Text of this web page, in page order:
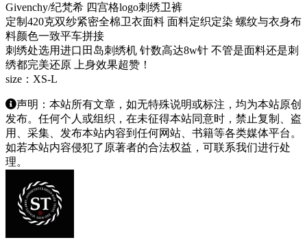
Givenchy/纪梵希 四宫格logo刺绣卫裤
定制420克双纱紧密全棉卫衣面料 面料定织定染 螺纹与衣身布
料颜色一致平车拼接
刺绣处选用进口田岛刺绣机 针数高达8w针 不管是面料还是刺
绣都完美还原 上身效果超赞！
size：XS-L
声明：本站所有文章，如无特殊说明或标注，均为本站原创
发布。任何个人或组织，在未征得本站同意时，禁止复制、盗
用、采集、发布本站内容到任何网站、书籍等各类媒体平台。
如若本站内容侵犯了原著者的合法权益，可联系我们进行处
理。